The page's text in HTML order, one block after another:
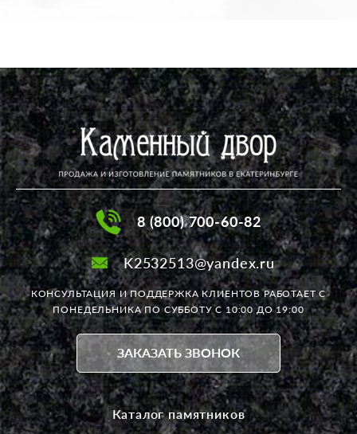
8 (800) 700-60-82
K2532513@yandex.ru
КОНСУЛЬТАЦИЯ И ПОДДЕРЖКА КЛИЕНТОВ РАБОТАЕТС
ПОНЕДЕЛЬНИКА ПО СУББОТУ С 10:00 ДО 19:00
ЗАКАЗАТЬ ЗВОНОК
Каталог памятников